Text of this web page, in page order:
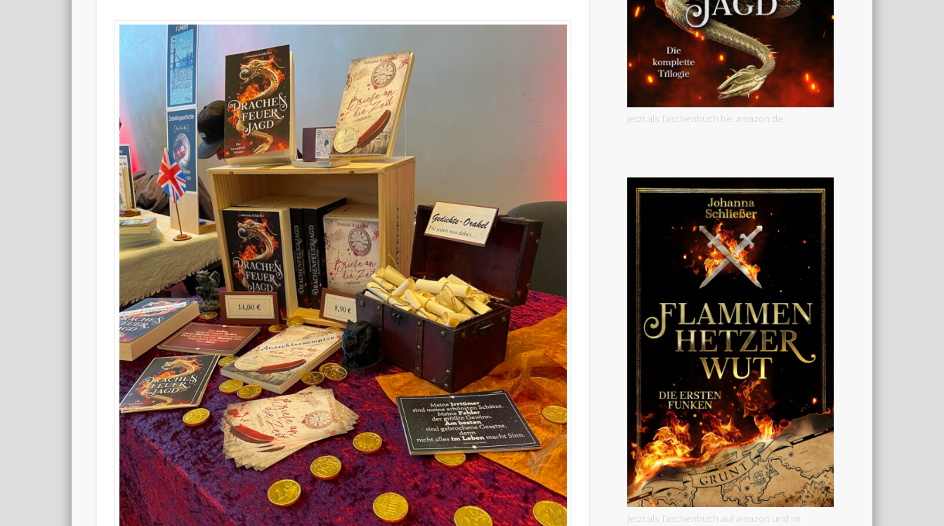
Jetzt als Taschenbuch bei amazon.de
Jetzt als Taschenbuch auf amazon und im